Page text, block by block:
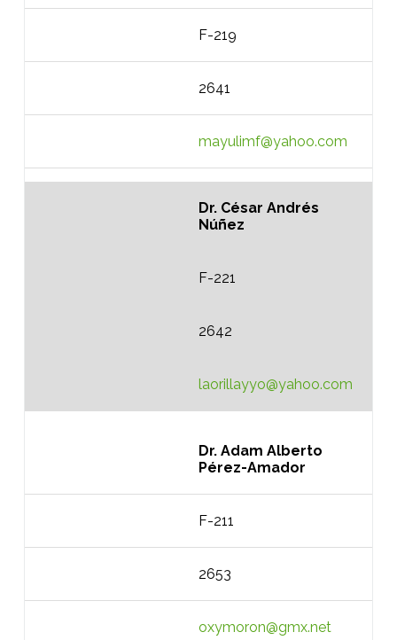
F-219
2641
mayulimf@yahoo.com
Dr. César Andrés
Núñez
F-221
2642
laorillayyo@yahoo.com
Dr. Adam Alberto
Pérez-Amador
F-211
2653
oxymoron@gmx.net